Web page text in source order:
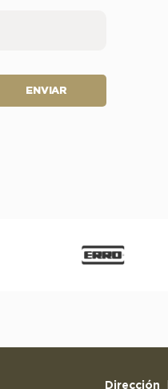
ENVIAR
Dirección